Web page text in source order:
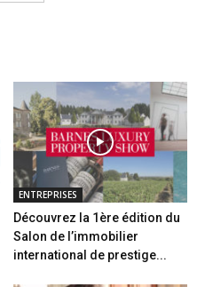
ENTREPRISES
Découvrez la 1ère édition du
Salon de l’immobilier
international de prestige...